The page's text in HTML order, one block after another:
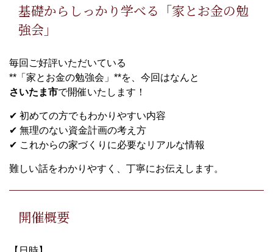
基礎からしっかり学べる「家とお金の勉
強会」
毎回ご好評いただいている
**「家とお金の勉強会」**を、今回はなんと
さいたま市で開催いたします！
✔ 初めての方でもわかりやすい内容
✔ 無理のない資金計画の考え方
✔ これからの家づくりに必要なリアルな情報
難しい話をわかりやすく、丁寧にお伝えします。
開催概要